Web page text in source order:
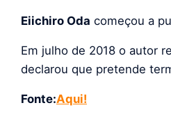
Eiichiro Oda começou a
Em julho de 2018 o autor
declarou que pretende
Fonte:Aqui!